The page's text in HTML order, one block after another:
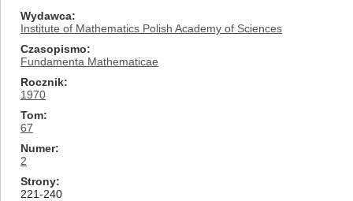
Wydawca
Institute of Mathematics Polish Academy of Sciences
Czasopismo
Fundamenta Mathematicae
Rocznik
1970
Tom
67
Numer
2
Strony
221-240